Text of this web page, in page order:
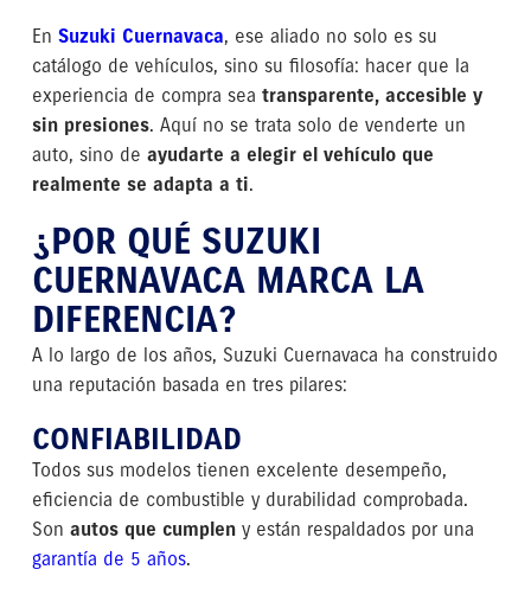
En Suzuki Cuernavaca, ese aliado no solo es su
catálogo de vehículos, sino su filosofía: hacer que la
experiencia de compra sea transparente, accesible y
sin presiones. Aquí no se trata solo de venderte un
auto, sino de ayudarte a elegir el vehículo que
realmente se adapta a ti.
¿POR QUÉ SUZUKI
CUERNAVACA MARCA LA
DIFERENCIA?
A lo largo de los años, Suzuki Cuernavaca ha construido
una reputación basada en tres pilares:
CONFIABILIDAD
Todos sus modelos tienen excelente desempeño,
eficiencia de combustible y durabilidad comprobada.
Son autos que cumpleny están respaldados por una
garantía de 5 años.